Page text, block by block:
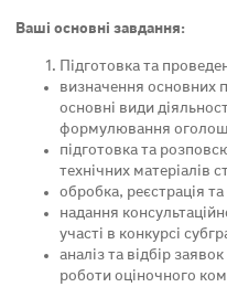
Ваші основні завдання:
Підготовка та
визначення основних
основні види
формулювання
підготовка та
технічних матеріалів
обробка, реєстрація
надання
участі в конкурсі
аналіз та відбір
роботи оціночного